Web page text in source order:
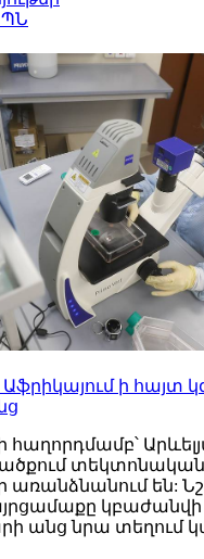
ի հայտ
տեկտոնական
են:
կբաժանվի
անց նրա տեղում